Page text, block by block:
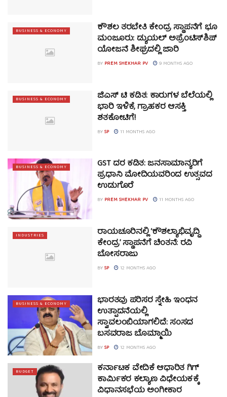
BUSINESS & ECONOMY ಕೌಶಲ ತರಬೇತಿ ಕೇಂದ್ರ ಸ್ಥಾಪನೆಗೆ ಭೂ
ಮಂಜೂರು: ಡ್ಯುಯಲ್ ಅಪ್ರೆಂಟಿಸ್‌ಶಿಪ್
ಯೋಜನೆ ಶೀಘ್ರದಲ್ಲಿ ಜಾರಿ
BY PREM SHEKHAR PV 9 MONTHS AGO
BUSINESS & ECONOMY ಜಿಎಸ್ ಟಿ ಕಡಿತ: ಕಾರುಗಳ ಬೆಲೆಯಲ್ಲಿ
ಭಾರಿ ಇಳಿಕೆ, ಗ್ರಾಹಕರ ಆಸಕ್ತಿ
ಶತಕೋಟಿಗೆ!
BYSP 11 MONTHS AGO
BUSINESS & ECONOMY GST ದರ ಕಡಿತ: ಜನಸಾಮಾನ್ಯರಿಗೆ
ಪ್ರಧಾನಿ ಮೋದಿಯವರಿಂದ ಉತ್ಸವದ
ಉಡುಗೊರೆ
BY PREM SHEKHAR PV 11 MONTHS AGO
INDUSTRIES ರಾಯಚೂರಿನಲ್ಲಿ ‘ಕೌಶಲ್ಯಾಭಿವೃದ್ಧಿ
ಕೇಂದ್ರ’ ಸ್ಥಾಪನೆಗೆ ಚಿಂತನೆ: ರವಿ
ಬೋಸರಾಜು
BYSP 12 MONTHS AGO
BUSINESS & ECONOMY ಭಾರತವು ಪರಿಸರ ಸ್ನೇಹಿ ಇಂಧನ
ಉತ್ಪಾದನೆಯಲ್ಲಿ
ಸ್ವಾವಲಂಬಿಯಾಗಲಿದೆ: ಸಂಸದ
ಬಸವರಾಜ ಬೊಮ್ಮಾಯಿ
BYSP 12 MONTHS AGO
BUDGET ಕರ್ನಾಟಕ ವೇದಿಕೆ ಆಧಾರಿತ ಗಿಗ್
ಕಾರ್ಮಿಕರ ಕಲ್ಯಾಣ ವಿಧೇಯಕಕ್ಕೆ
ವಿಧಾನಸಭೆಯ ಅಂಗೀಕಾರ